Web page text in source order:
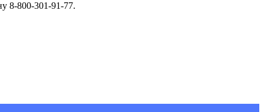
8-800-301-91-77.